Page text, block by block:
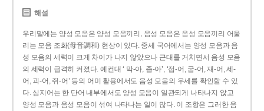
해설
우리말에는 양성 모음은 양성 모음끼리, 음성 모음은 음성 모음끼리 어울
리는 모음 조화(母音調和) 현상이 있다. 중세 국어에서는 양성 모음과 음
성 모음의 세력이 크게 차이가 나지 않았으나 근대를 거치면서 음성 모음
의 세력이 급격히 커졌다. 예컨대 ‘ 막-아, 좁-아’, ‘접-어, 굽-어, 재-어, 세-
어, 괴-어, 쥐-어’ 등의 어미 활용에서도 음성 모음의 우세를 확인할 수 있
다. 심지어는 한 단어 내부에서도 양성 모음이 일관되게 나타나지 않고
양성 모음과 음성 모음이 섞여 나타나는 일이 많다. 이 조항은 그러한 음